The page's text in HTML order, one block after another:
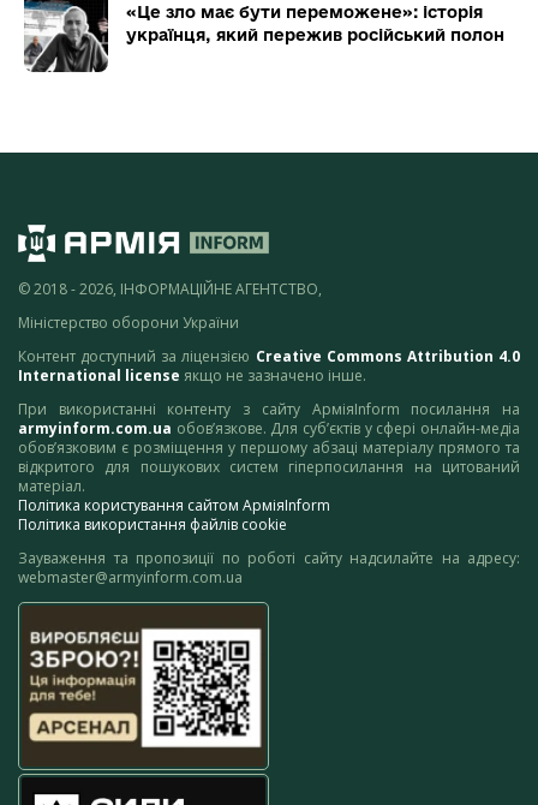
«Це зло має бути переможене»: історія
українця, який пережив російський полон
© 2018 - 2026, ІНФОРМАЦІЙНЕ АГЕНТСТВО,
Міністерство оборони України
Контент доступний за ліцензією Creative Commons Attribution 4.0
International license якщо не зазначено інше.
При використанні контенту з сайту АрміяInform посилання на
armyinform.com.ua обов’язкове. Для суб’єктів у сфері онлайн-медіа
обов’язковим є розміщення у першому абзаці матеріалу прямого та
відкритого для пошукових систем гіперпосилання на цитований
матеріал.
Політика користування сайтом АрміяInform
Політика використання файлів cookie
Зауваження та пропозиції по роботі сайту надсилайте на адресу:
webmaster@armyinform.com.ua